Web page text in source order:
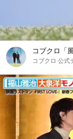
コブクロ「
コブクロ 公式